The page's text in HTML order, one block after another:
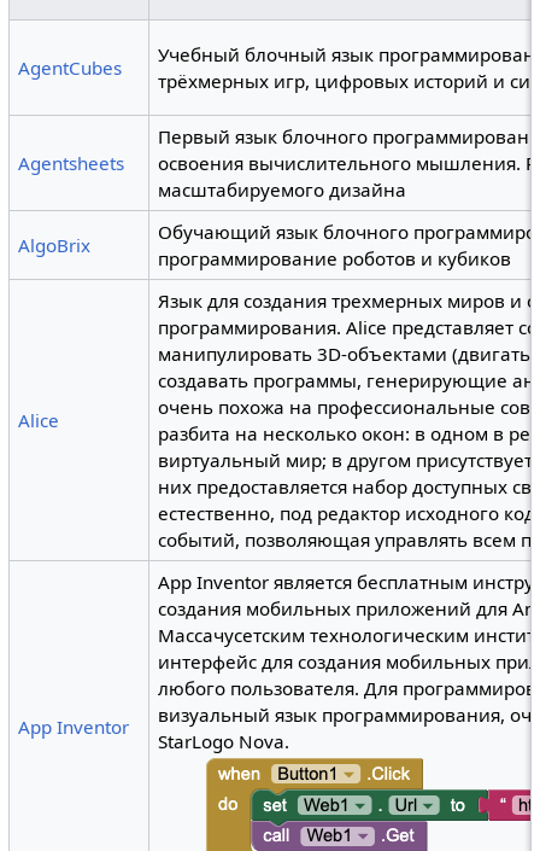
AgentCubes
Учебный блочный язык
трёхмерных игр, цифровых историй и
Agentsheets
Первый язык блочного
освоения вычислительного мышления.
масштабируемого дизайна
AlgoBrix
Обучающий язык блочного
программирование роботов и кубиков
Alice
Язык для создания трехмерных миров и
программирования. Alice представляет
манипулировать 3D-объектами
создавать программы, генерирующие
очень похожа на профессиональные
разбита на несколько окон: в одном в
виртуальный мир; в другом
них предоставляется набор доступных
естественно, под редактор исходного
событий, позволяющая управлять всем
App Inventor
App Inventor является бесплатным
создания мобильных приложений для
Массачусетским технологическим
интерфейс для создания мобильных
любого пользователя. Для
визуальный язык программирования,
StarLogo Nova.